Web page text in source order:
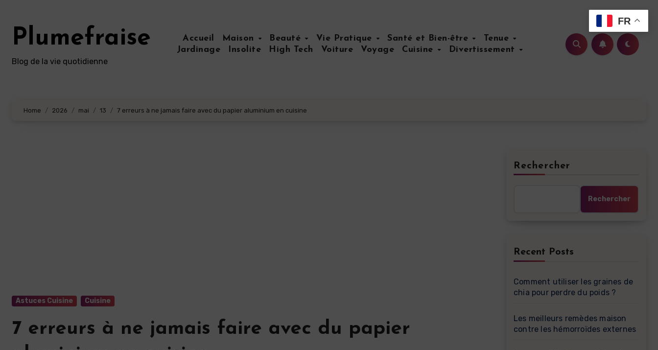
contenu
principalPlumefraise
Blog de la vie quotidienne
Accueil Maison Beauté Vie Pratique Santé et Bien-être
Tenue
Jardinage
Insolite High Tech Voiture Voyage Cuisine Divertissement
Home 2026 mai 13 7 erreurs à ne jamais faire avec du papier aluminium en cuisine
Astuces Cuisine Cuisine
7 erreurs à ne jamais faire avec du papier
Rechercher
Rechercher
Recent Posts
Comment utiliser les graines de
chia pour perdre du poids ?
Les meilleurs remèdes maison
contre les hémorroïdes externes
FR